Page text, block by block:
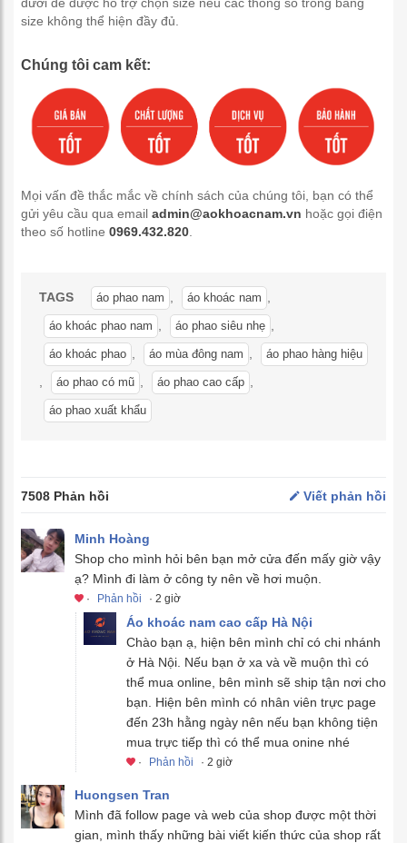
size không thể hiện đầy đủ.
Chúng tôi cam kết:
Mọi vấn đề thắc mắc về chính sách của chúng tôi, bạn có thể
gửi yêu cầu qua email admin@aokhoacnam.vn hoặc gọi điện
theo số hotline 0969.432.820
TAGS áo phao nam áo khoác nam
áo khoác phao nam áo phao siêu nhẹ
áo khoác phao áo mùa đông nam áo phao hàng hiệu
áo phao có mũ áo phao cao cấp
áo phao xuất khẩu
7508 Phản hồi Viết phản hồi
Minh Hoàng
Shop cho mình hỏi bên bạn mở cửa đến mấy giờ vậy
ạ? Mình đi làm ở công ty nên về hơi muộn.
· Phản hồi · 2 giờ
Áo khoác nam cao cấp Hà Nội
Chào bạn ạ, hiện bên mình chỉ có chi nhánh
ở Hà Nội. Nếu bạn ở xa và về muộn thì có
thể mua online, bên mình sẽ ship tận nơi cho
bạn. Hiện bên mình có nhân viên trực page
đến 23h hằng ngày nên nếu bạn không tiện
mua trực tiếp thì có thể mua onine nhé
· Phản hồi · 2 giờ
Huongsen Tran
Mình đã follow page và web của shop được một thời
gian, mình thấy những bài viết kiến thức của shop rất